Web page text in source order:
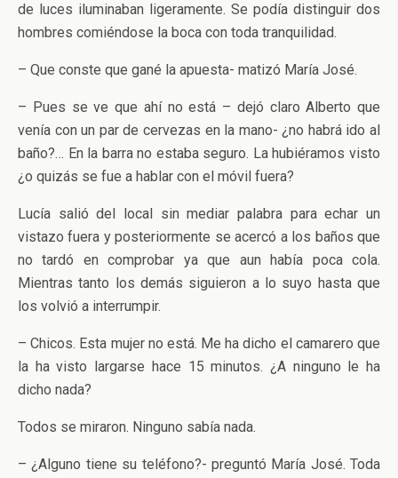
de luces iluminaban ligeramente. Se podía distinguir dos
hombres comiéndose la boca con toda tranquilidad.
– Que conste que gané la apuesta- matizó María José.
– Pues se ve que ahí no está – dejó claro Alberto que
venía con un par de cervezas en la mano- ¿no habrá ido al
baño?… En la barra no estaba seguro. La hubiéramos visto
¿o quizás se fue a hablar con el móvil fuera?
Lucía salió del local sin mediar palabra para echar un
vistazo fuera y posteriormente se acercó a los baños que
no tardó en comprobar ya que aun había poca cola.
Mientras tanto los demás siguieron a lo suyo hasta que
los volvió a interrumpir.
– Chicos. Esta mujer no está. Me ha dicho el camarero que
la ha visto largarse hace 15 minutos. ¿A ninguno le ha
dicho nada?
Todos se miraron. Ninguno sabía nada.
– ¿Alguno tiene su teléfono?- preguntó María José. Toda